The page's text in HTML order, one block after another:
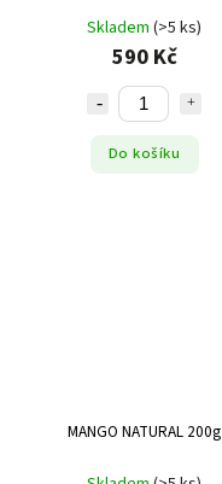
Skladem (>5 ks)
590 Kč
Do košíku
MANGO NATURAL 200g